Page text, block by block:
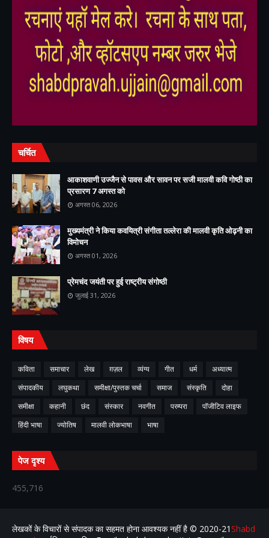
चर्चित
आकाशवाणी उज्जैन से पावस और सावन पर सजी मालवी कवि गोष्ठी का
प्रसारण 7 अगस्त को
अगस्त 06, 2026
मुख्यमंत्री ने किया कवयित्री संगीता तल्लेरा की मालवी कृति ओढ़नी का
विमोचन
अगस्त 01, 2026
प्रेमचंद जयंती पर हुई राष्ट्रीय संगोष्ठी
जुलाई 31, 2026
विषय
कविता समाचार लेख ग़ज़ल व्यंग्य गीत धर्म
अध्यात्म
संपादकीय
लघुकथा समीक्षा/पुस्तक चर्चा समाज संस्कृति
दोहा
समीक्षा
कहानी छंद संस्कार नवगीत परम्परा
पॉजीटिव लाइफ
हिंदी भाषा
ज्योतिष मालवी लोकभाषा भाषा
पेज दृश्य
455,716
लेखकों के विचारों से संपादक का सहमत होना आवश्यक नहीं है ©️ 2020-21Shabd